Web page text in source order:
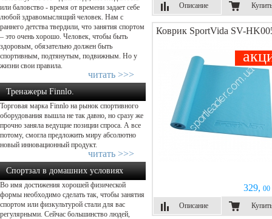
или баловство - время от времени задает себе
любой здравомыслящий человек. Нам с
раннего детства твердили, что занятия спортом
– это очень хорошо. Человек, чтобы быть
здоровым, обязательно должен быть
спортивным, подтянутым, подвижным. Но у
жизни свои правила.
читать >>>
Тренажеры Finnlo.
Добро пожаловать домой – начнем ...
Торговая марка Finnlo на рынок спортивного
оборудования вышла не так давно, но сразу же
прочно заняла ведущие позиции спроса. А все
потому, смогла предложить миру абсолютно
новый инновационный продукт.
читать >>>
Спортзал в домашних условиях
Во имя достижения хорошей физической
формы необходимо сделать так, чтобы занятия
спортом или физкультурой стали для вас
регулярными. Сейчас большинство людей,
Описание
Купить
Коврик SportVida SV-
329, 00
Описание
Купить